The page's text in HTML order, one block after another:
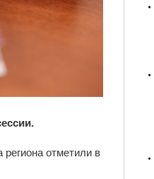
отметили в